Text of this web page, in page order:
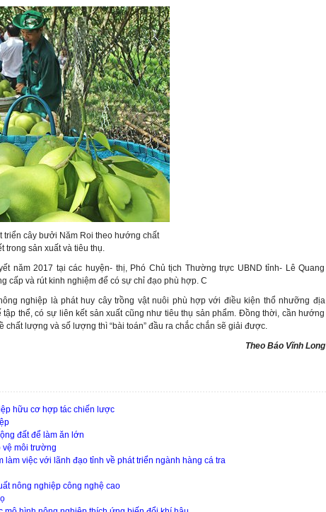
cây bưởi Năm Roi theo hướng chất
trong sản xuất và tiêu thụ.
năm 2017 tại các huyện- thị, Phó Chủ tịch Thường trực UBND tỉnh- Lê Quang
cấp và rút kinh nghiệm để có sự chỉ đạo phù hợp. C
nghiệp là phát huy cây trồng vật nuôi phù hợp với điều kiện thổ nhưỡng địa
thể, có sự liên kết sản xuất cũng như tiêu thụ sản phẩm. Đồng thời, cần hướng
chất lượng và số lượng thì “bài toán” đầu ra chắc chắn sẽ giải được.
Theo Báo Vĩnh Long
hữu cơ hợp tác chiến lược
đất để làm ăn lớn
vệ môi trường
làm việc với lãnh đạo tỉnh về phát triển ngành hàng cá tra
nông nghiệp công nghệ cao